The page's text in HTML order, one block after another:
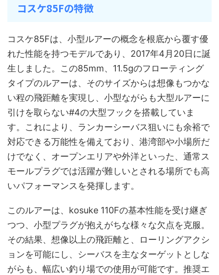
コスケ85Fの特徴
コスケ85Fは、小型ルアーの概念を根底から覆す優
れた性能を持つモデルであり、2017年4月20日に誕
生しました。この85mm、11.5gのフローティング
タイプのルアーは、そのサイズからは想像もつかな
い程の飛距離を実現し、小型ながらも大型ルアーに
引けを取らない#4の大型フックを搭載していま
す。これにより、ランカーシーバス狙いにも余裕で
対応できる万能性を備えており、港湾部や小場所だ
けでなく、オープンエリアや外洋といった、通常ス
モールプラグでは活躍が難しいとされる場所でも高
いパフォーマンスを発揮します。
このルアーは、kosuke 110Fの基本性能を受け継ぎ
つつ、小型プラグが抱えがちな様々な欠点を克服。
その結果、想像以上の飛距離と、ローリングアクシ
ョンを可能にし、シーバスを主なターゲットとしな
がらも、幅広い釣り場での使用が可能です。推奨エ